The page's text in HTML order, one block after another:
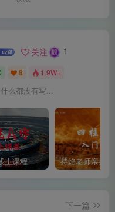
光，竟像是有温度的琥
关注 1
8 1.9W+
么都没有写...
上课程
下一篇